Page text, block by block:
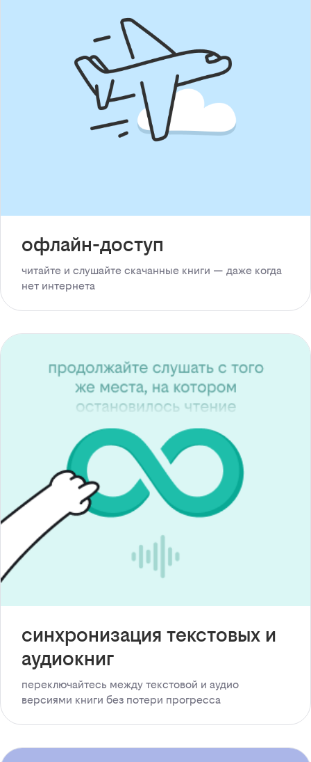
офлайн-доступ
читайте и слушайте скачанные книги — даже когда
нет интернета
синхронизация текстовых и
аудиокниг
переключайтесь между текстовой и аудио
версиями книги без потери прогресса